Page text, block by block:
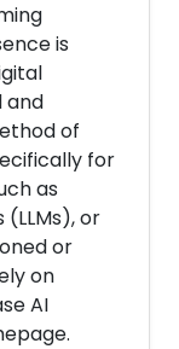
is
and
of
for
as
or
or
on
AI